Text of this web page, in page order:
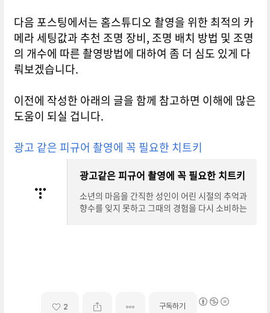
다음 포스팅에서는 홈스튜디오 촬영을 위한 최적의 카
메라 세팅값과 추천 조명 장비, 조명 배치 방법 및 조명
의 개수에 따른 촬영방법에 대하여 좀 더 심도 있게 다
뤄보겠습니다.
이전에 작성한 아래의 글을 함께 참고하면 이해에 많은
도움이 되실 겁니다.
광고 같은 피규어 촬영에 꼭 필요한 치트키
광고같은 피규어 촬영에 꼭 필요한 치트키
소년의 마음을 간직한 성인이 어린 시절의 추억과
향수를 잊지 못하고 그때의 경험을 다시 소비하는
2 구독하기